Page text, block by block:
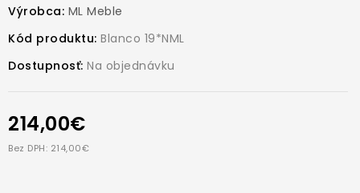
Výrobca: ML Meble
Kód produktu: Blanco 19*NML
Dostupnosť: Na objednávku
214,00€
Bez DPH: 214,00€